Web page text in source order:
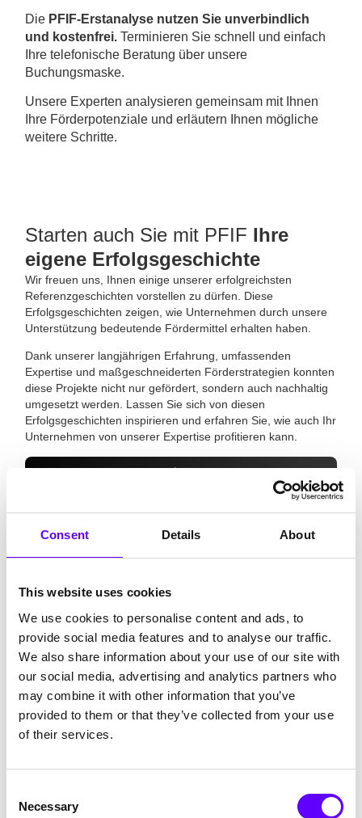
Consent Details About
This website uses cookies
We use cookies to personalise content and ads, to
provide social media features and to analyse our traffic.
We also share information about your use of our site with
our social media, advertising and analytics partners who
may combine it with other information that you’ve
provided to them or that they’ve collected from your use
of their services.
Selection
Necessary
Die PFIF-Erstanalyse nutzen Sie unverbindlich
und kostenfrei. Terminieren Sie schnell und einfach
Ihre telefonische Beratung über unsere
Buchungsmaske.
Unsere Experten analysieren gemeinsam mit Ihnen
Ihre Förderpotenziale und erläutern Ihnen mögliche
weitere Schritte.
Starten auch Sie mit PFIF Ihre
eigene Erfolgsgeschichte
Wir freuen uns, Ihnen einige unserer erfolgreichsten
Referenzgeschichten vorstellen zu dürfen. Diese
Erfolgsgeschichten zeigen, wie Unternehmen durch unsere
Unterstützung bedeutende Fördermittel erhalten haben.
Dank unserer langjährigen Erfahrung, umfassenden
Expertise und maßgeschneiderten Förderstrategien konnten
diese Projekte nicht nur gefördert, sondern auch nachhaltig
umgesetzt werden. Lassen Sie sich von diesen
Erfolgsgeschichten inspirieren und erfahren Sie, wie auch Ihr
Unternehmen von unserer Expertise profitieren kann.
Software & IT
Die ai-predict GmbH zeigt, wie KI-basierte Analysen
nicht nur chemische Rezepturen optimieren, sondern